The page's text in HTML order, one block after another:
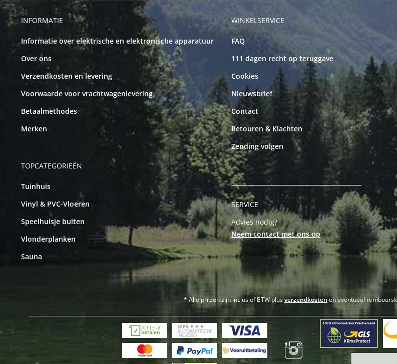
INFORMATIE
Informatie over elektrische en elektronische apparatuur
Over ons
Verzendkosten en levering
Voorwaarde voor vrachtwagenlevering
Betaalmethodes
Merken
TOPCATEGORIEËN
Tuinhuis
Vinyl & PVC-Vloeren
Speelhuisje buiten
Vlonderplanken
Sauna
WINKELSERVICE
FAQ
111 dagen recht op teruggave
Cookies
Nieuwsbrief
Contact
Retouren & Klachten
Zending volgen
SERVICE
Advies nodig?
Neem contact met ons op
* Alle prijzen zijn inclusief BTW plusverzendkosten en eventueel